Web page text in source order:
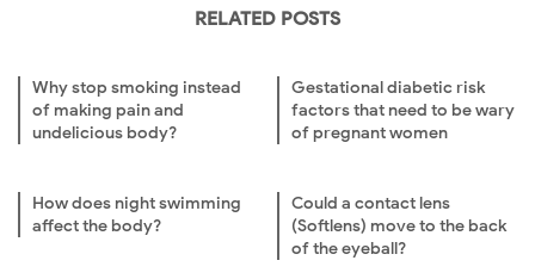
RELATED POSTS
Why stop smoking instead
of making pain and
undelicious body?
Gestational diabetic risk
factors that need to be wary
of pregnant women
How does night swimming
affect the body?
Could a contact lens
(Softlens) move to the back
of the eyeball?